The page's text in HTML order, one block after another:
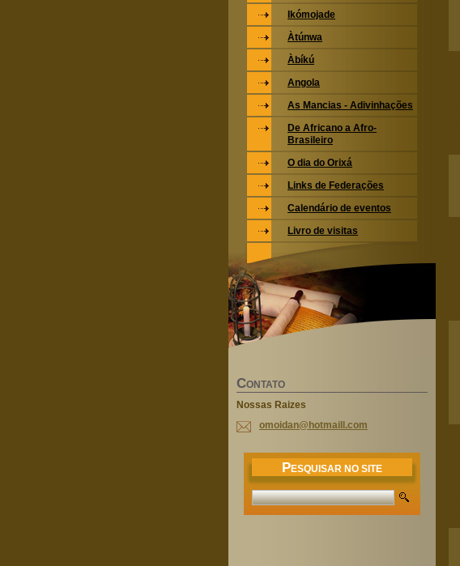
Ikómojade
Àtúnwa
Àbíkú
Angola
As Mancias - Adivinhações
De Africano a Afro-
Brasileiro
O dia do Orixá
Links de Federações
Calendário de eventos
Livro de visitas
CONTATO
Nossas Raizes
omoidan@ hotmaill .com
PESQUISAR NO SITE